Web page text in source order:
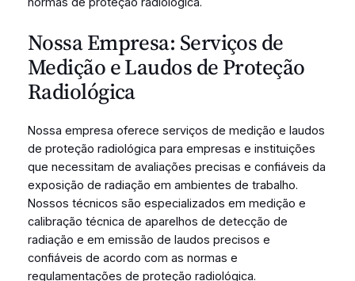
Nossa Empresa: Serviços de
Medição e Laudos de Proteção
Radiológica
Nossa empresa oferece serviços de medição e laudos
de proteção radiológica para empresas e instituições
que necessitam de avaliações precisas e confiáveis da
exposição de radiação em ambientes de trabalho.
Nossos técnicos são especializados em medição e
calibração técnica de aparelhos de detecção de
radiação e em emissão de laudos precisos e
confiáveis de acordo com as normas e
regulamentações de proteção radiológica.